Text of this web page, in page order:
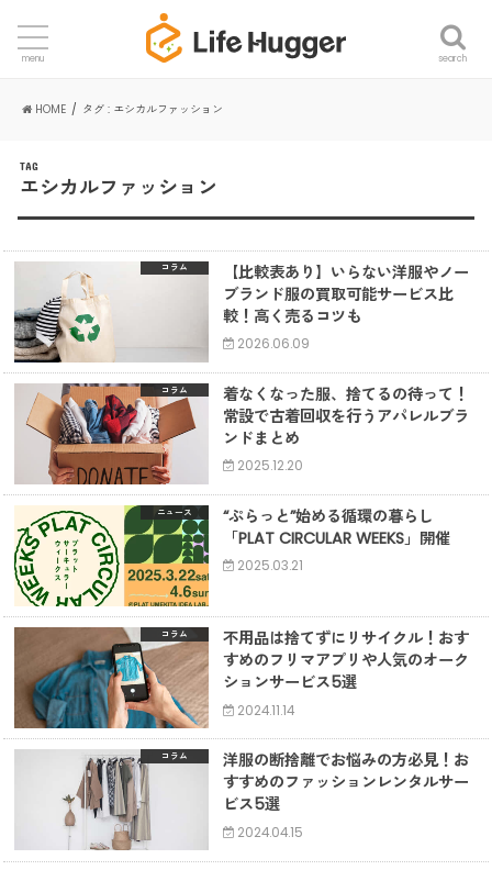
search
menu
HOME タグ : エシカルファッション
TAG
エシカルファッション
コラム
【比較表あり】いらない洋服やノー
ブランド服の買取可能サービス比
較！高く売るコツも
2026.06.09
コラム
着なくなった服、捨てるの待って！
常設で古着回収を行うアパレルブラ
ンドまとめ
2025.12.20
ニュース
“ぷらっと”始める循環の暮らし
「PLAT CIRCULAR WEEKS」開催
2025.03.21
コラム
不用品は捨てずにリサイクル！おす
すめのフリマアプリや人気のオーク
ションサービス5選
2024.11.14
コラム
洋服の断捨離でお悩みの方必見！お
すすめのファッションレンタルサー
ビス5選
2024.04.15